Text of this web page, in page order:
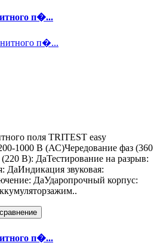
п�...
поля TRITEST easy
1000 В (АС)Чередование фаз (360
В): ДаТестирование на разрыв:
ДаИндикация звуковая:
ДаУдаропрочный корпус:
п�...